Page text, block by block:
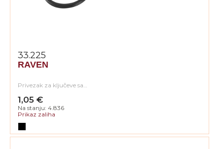
33.225
RAVEN
Privezak za ključeve sa…
1,05 €
Na stanju: 4.836
Prikaz zaliha